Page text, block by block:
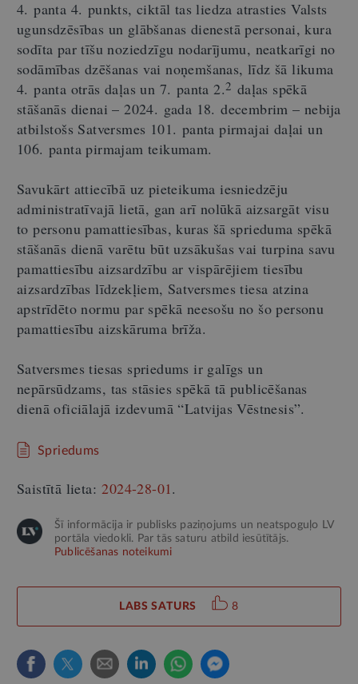
4. panta 4. punkts, ciktāl tas liedza atrasties Valsts
ugunsdzēsības un glābšanas dienestā personai, kura
sodīta par tīšu noziedzīgu nodarījumu, neatkarīgi no
sodāmības dzēšanas vai noņemšanas, līdz šā likuma
4. panta otrās daļas un 7. panta 2.2 daļas spēkā
stāšanās dienai – 2024. gada 18. decembrim – nebija
atbilstošs Satversmes 101. panta pirmajai daļai un
106. panta pirmajam teikumam.
Savukārt attiecībā uz pieteikuma iesniedzēju
administratīvajā lietā, gan arī nolūkā aizsargāt visu
to personu pamattiesības, kuras šā sprieduma spēkā
stāšanās dienā varētu būt uzsākušas vai turpina savu
pamattiesību aizsardzību ar vispārējiem tiesību
aizsardzības līdzekļiem, Satversmes tiesa atzina
apstrīdēto normu par spēkā neesošu no šo personu
pamattiesību aizskāruma brīža.
Satversmes tiesas spriedums ir galīgs un
nepārsūdzams, tas stāsies spēkā tā publicēšanas
dienā oficiālajā izdevumā “Latvijas Vēstnesis”.
Spriedums
Saistītā lieta: 2024-28-01.
Šī informācija ir publisks paziņojums un neatspoguļo LV
portāla viedokli. Par tās saturu atbild iesūtītājs.
Publicēšanas noteikumi
LABS SATURS 8